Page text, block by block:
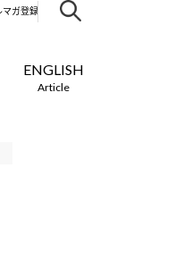
ENGLISH
Article